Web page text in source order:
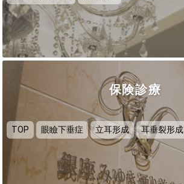
保険診療
TOP 眼瞼下垂症 立耳形成 耳垂裂形成